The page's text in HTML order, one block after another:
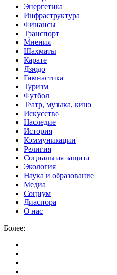
Энергетика
Инфраструктура
Финансы
Транспорт
Мнения
Шахматы
Карате
Дзюдо
Гимнастика
Туризм
Футбол
Театр, музыка, кино
Искусство
Наследие
История
Коммуникации
Религия
Социальная защита
Экология
Наука и образование
Медиа
Социум
Диаспора
О нас
Более: